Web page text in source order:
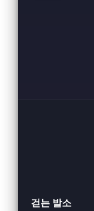
걷는 발소